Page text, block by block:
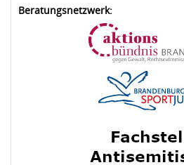
Beratungsnetzwerk: